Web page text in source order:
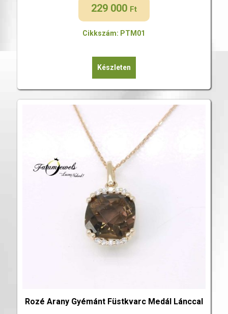
229 000 Ft
Cikkszám: PTM01
Készleten
Rozé Arany Gyémánt Füstkvarc Medál Lánccal